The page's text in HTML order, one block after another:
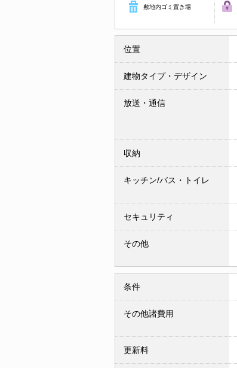
敷地内ゴミ置き場
位置
建物タイプ・デザイン
放送・通信
収納
キッチン/バス・トイレ
セキュリティ
その他
条件
その他諸費用
更新料